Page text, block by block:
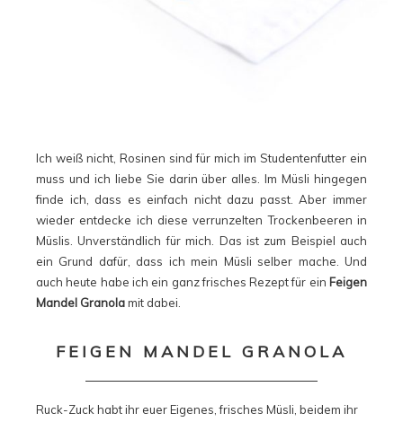
Ich weiß nicht, Rosinen sind für mich im Studentenfutter ein
muss und ich liebe Sie darin über alles. Im Müsli hingegen
finde ich, dass es einfach nicht dazu passt. Aber immer
wieder entdecke ich diese verrunzelten Trockenbeeren in
Müslis. Unverständlich für mich. Das ist zum Beispiel auch
ein Grund dafür, dass ich mein Müsli selber mache. Und
auch heute habe ich ein ganz frisches Rezept für ein Feigen
Mandel Granolamit dabei.
FEIGEN MANDEL GRANOLA
Ruck-Zuck habt ihr euer Eigenes, frisches Müsli, beidem ihr